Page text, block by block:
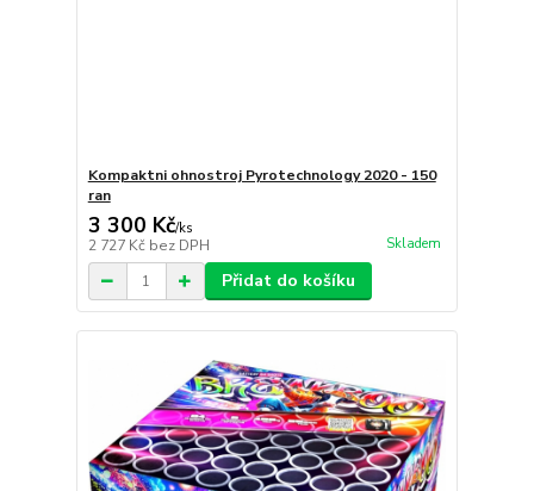
Kompaktni ohnostroj Pyrotechnology 2020 - 150
ran
3 300 Kč/ks
2 727 Kč bez DPH Skladem
Přidat do košíku